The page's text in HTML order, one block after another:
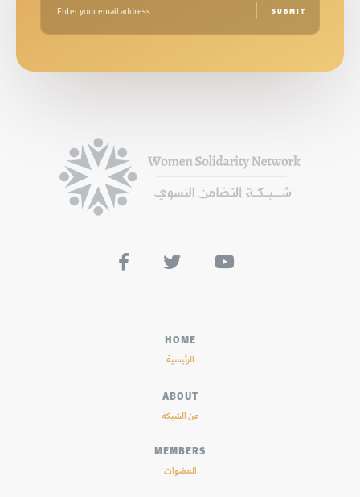
  
HOME
الرئيسية
ABOUT
عن الشبكة
MEMBERS
العضوات